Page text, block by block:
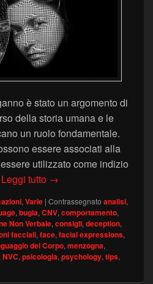
è stato un argomento di
della storia umana e le
un ruolo fondamentale.
essere associati alla
utilizzato come indizio
Leggi tutto Menzogna e muscoli
→
, Varie | Contrassegnato analisi,
, bugia, CNV, comportamento,
Non Verbale, consigli, deception,
facciali, face, facial expressions,
del Corpo, menzogna,
NVC, psicologia, psychology, tips,